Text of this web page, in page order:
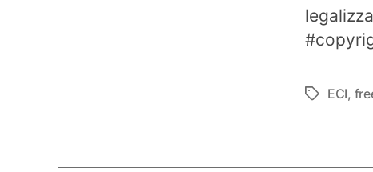
Tag ECI,